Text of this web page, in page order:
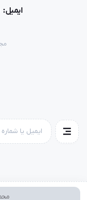
ایمیل: